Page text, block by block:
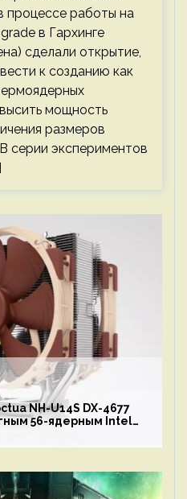
процессе работы на
в Гархинге
сделали открытие,
к созданию как
мощность
размеров
серии экспериментов
NH-U14S DX-4677
56-ядерным Intel